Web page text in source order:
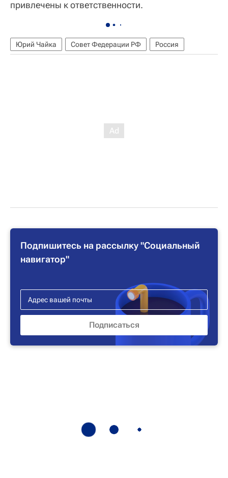
привлечены к ответственности.
Юрий Чайка Совет Федерации РФ Россия
Подпишитесь на рассылку "Социальный
навигатор"